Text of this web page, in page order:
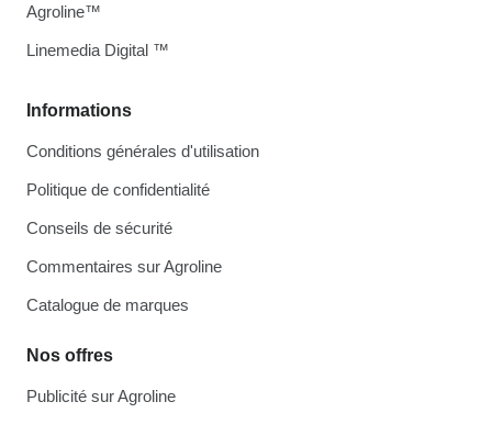
Informations
Conditions générales d'utilisation
Politique de confidentialité
Conseils de sécurité
Commentaires sur Agroline
Catalogue de marques
Nos offres
Publicité sur Agroline
Agroline™
Linemedia Digital ™